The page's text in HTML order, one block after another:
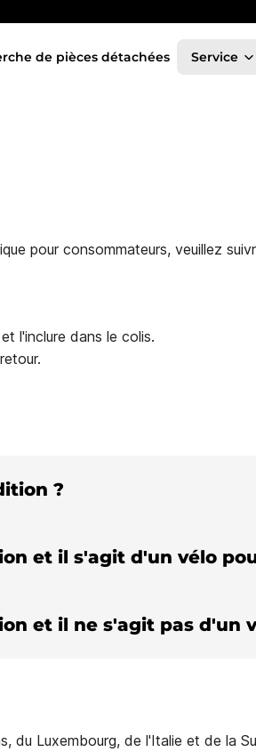
de pièces détachées Service
pour consommateurs, veuillez
l'inclure dans le colis.
?
et il s'agit d'un vélo
et il ne s'agit pas d'un
du Luxembourg, de l'Italie et de la